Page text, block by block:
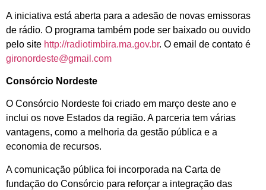
A iniciativa está aberta para a adesão de novas emissoras
de rádio. O programa também pode ser baixado ou ouvido
pelo site http://radiotimbira.ma.gov.br. O email de contato é
gironordeste@gmail.com
Consórcio Nordeste
O Consórcio Nordeste foi criado em março deste ano e
inclui os nove Estados da região. A parceria tem várias
vantagens, como a melhoria da gestão pública e a
economia de recursos.
A comunicação pública foi incorporada na Carta de
fundação do Consórcio para reforçar a integração das